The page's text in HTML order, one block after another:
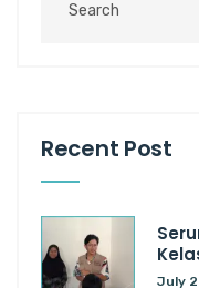
Recent Post
July